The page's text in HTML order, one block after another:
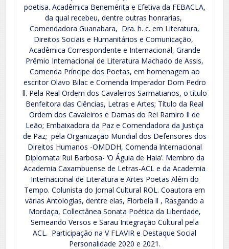
poetisa. Acadêmica Benemérita e Efetiva da FEBACLA,
da qual recebeu, dentre outras honrarias,
Comendadora Guanabara, Dra. h. c. em Literatura,
Direitos Sociais e Humanitários e Comunicação,
Acadêmica Correspondente e Internacional, Grande
Prêmio Internacional de Literatura Machado de Assis,
Comenda Príncipe dos Poetas, em homenagem ao
escritor Olavo Bilac e Comenda Imperador Dom Pedro
ll. Pela Real Ordem dos Cavaleiros Sarmatianos, o título
Benfeitora das Ciências, Letras e Artes; Título da Real
Ordem dos Cavaleiros e Damas do Rei Ramiro Il de
Leão; Embaixadora da Paz e Comendadora da Justiça
de Paz; pela Organização Mundial dos Defensores dos
Direitos Humanos -OMDDH, Comenda lnternacional
Diplomata Rui Barbosa- ‘O Águia de Haia’. Membro da
Academia Caxambuense de Letras-ACL e da Academia
Internacional de Literatura e Artes Poetas Além do
Tempo. Colunista do Jornal Cultural ROL. Coautora em
várias Antologias, dentre elas, Florbela ll , Rasgando a
Mordaça, Collectânea Sonata Poética da Liberdade,
Semeando Versos e Sarau Integração Cultural pela
ACL. Participação na V FLAVIR e Destaque Social
Personalidade 2020 e 2021.